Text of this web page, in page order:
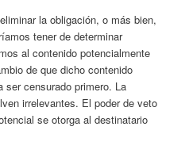
la obligación, o más bien,
tener de determinar
al contenido potencialmente
de que dicho contenido
ser censurado primero. La
irrelevantes. El poder de veto
se otorga al destinatario